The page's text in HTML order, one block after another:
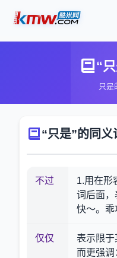
“
只是
“只是”的同义
不过
1.用在形
词后面，
快～。乖
仅仅
表示限于
而更强